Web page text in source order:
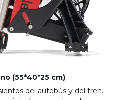
(55*40*25 cm)
del autobús y del tren.